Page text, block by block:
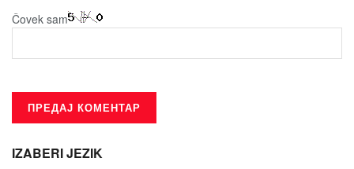
Čovek sam
IZABERI JEZIK